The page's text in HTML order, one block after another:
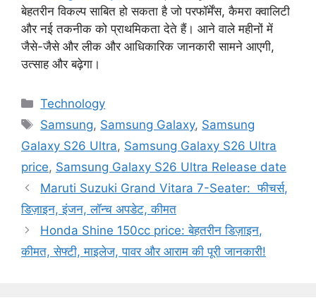
बेहतरीन विकल्प साबित हो सकता है जो परफॉर्मेंस, कैमरा क्वालिटी
और नई तकनीक को प्राथमिकता देते हैं। आने वाले महीनों में
जैसे-जैसे और लीक और आधिकारिक जानकारी सामने आएगी,
उत्साह और बढ़ेगा।
Categories
Technology
Tags
Samsung, Samsung Galaxy, Samsung
Galaxy S26 Ultra, Samsung Galaxy S26 Ultra
price, Samsung Galaxy S26 Ultra Release date
Maruti Suzuki Grand Vitara 7-Seater: फीचर्स,
डिज़ाइन, इंजन, लॉन्च अपडेट, कीमत
Honda Shine 150cc price: बेहतरीन डिज़ाइन,
कीमत, सेफ्टी, माइलेज, पावर और आराम की पूरी जानकारी!